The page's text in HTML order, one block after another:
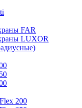
FAR
LUXOR
200